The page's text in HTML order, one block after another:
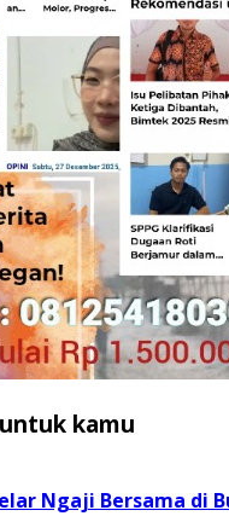
kamu
Ngaji Bersama di